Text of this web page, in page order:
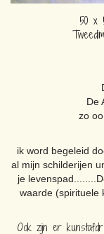
50 x
De
zo
ik word begeleid
al mijn schilderijen
je
waarde (spirituele
Ook zijn er